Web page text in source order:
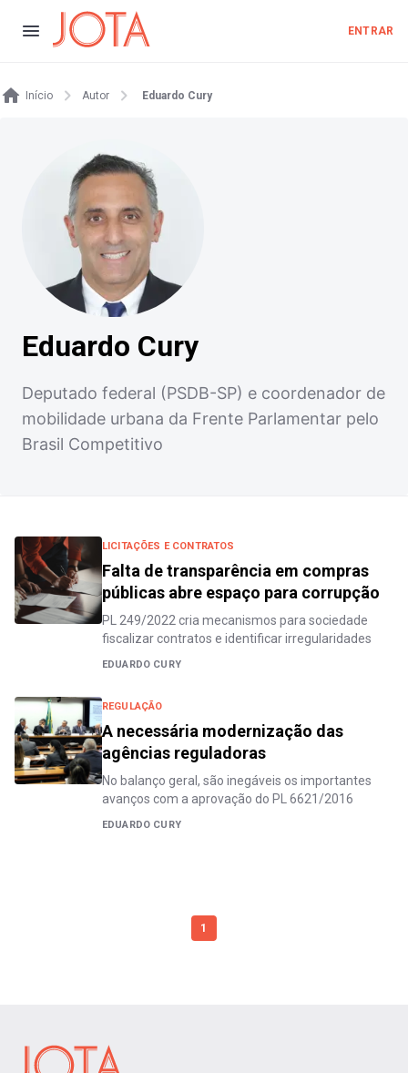
ENTRAR
Início Autor Eduardo Cury
Eduardo Cury
Deputado federal (PSDB-SP) e coordenador de
mobilidade urbana da Frente Parlamentar pelo
Brasil Competitivo
LICITAÇÕES E CONTRATOS
Falta de transparência em compras
públicas abre espaço para corrupção
PL 249/2022 cria mecanismos para sociedade
fiscalizar contratos e identificar irregularidades
EDUARDO CURY
REGULAÇÃO
A necessária modernização das
agências reguladoras
No balanço geral, são inegáveis os importantes
avanços com a aprovação do PL 6621/2016
EDUARDO CURY
1